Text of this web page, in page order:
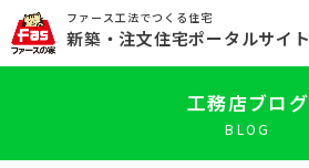
ファース工法でつくる住宅
新築 ・注文住宅ポータルサイト
工務店ブログ
BLOG